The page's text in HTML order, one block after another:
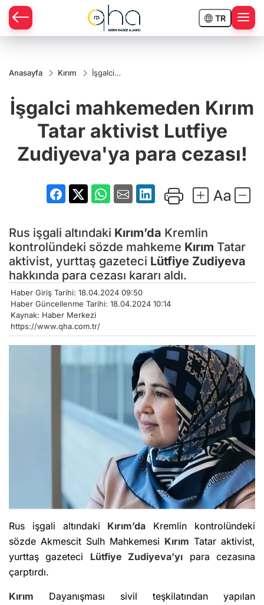
TR
Anasayfa Kırım
İşgalci
aktivist
Lutfiye
para cezası!
İşgalci mahkemeden Kırım
Tatar aktivist Lutfiye
Zudiyeva'ya para cezası!
Rus işgali altındaki Kırım’da Kremlin
kontrolündeki sözde mahkeme Kırım Tatar
aktivist, yurttaş gazeteci Lütfiye Zudiyeva
hakkında para cezası kararı aldı.
Haber Giriş Tarihi: 18.04.2024 09:50
Haber Güncellenme Tarihi: 18.04.2024 10:14
Kaynak: Haber Merkezi
https://www.qha.com.tr/
Rus işgali altındaki Kırım’da Kremlin kontrolündeki
sözde Akmescit Sulh Mahkemesi Kırım Tatar aktivist,
yurttaş gazeteci Lütfiye Zudiyeva’yı para cezasına
çarptırdı.
Kırım Dayanışması sivil teşkilatından yapılan